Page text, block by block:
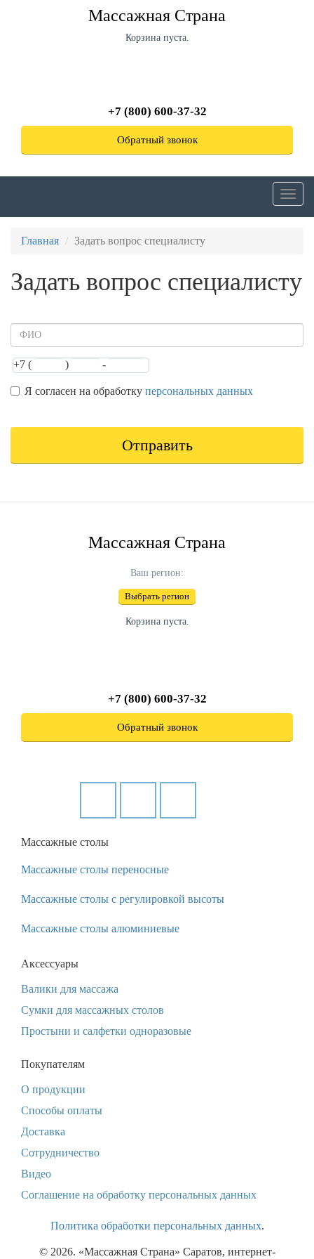
Массажная Страна
Корзина пуста.
+7 (800) 600-37-32
Обратный звонок
Главная Задать вопрос специалисту
Задать вопрос специалисту
Имя
+7 (
part
)
part
-
part
Я согласен на обработку персональных данных
Отправить
Массажная Страна
Ваш регион:
Выбрать регион
Корзина пуста.
+7 (800) 600-37-32
Обратный звонок
Массажные столы
Массажные столы переносные
Массажные столы с регулировкой высоты
Массажные столы алюминиевые
Аксессуары
Валики для массажа
Сумки для массажных столов
Простыни и салфетки одноразовые
Покупателям
О продукции
Способы оплаты
Доставка
Сотрудничество
Видео
Соглашение на обработку персональных данных
Политика обработки персональных данных.
© 2026. «Массажная Страна» Саратов, интернет-